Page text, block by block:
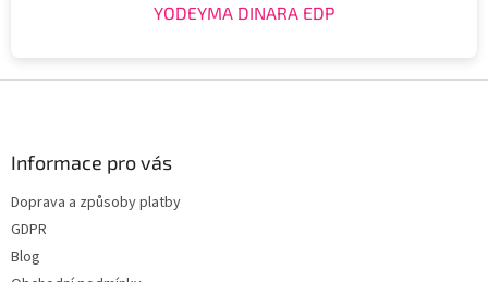
YODEYMA DINARA EDP
Informace pro vás
Doprava a způsoby platby
GDPR
Blog